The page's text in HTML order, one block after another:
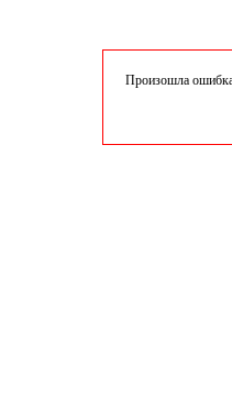
Произошла ошибка